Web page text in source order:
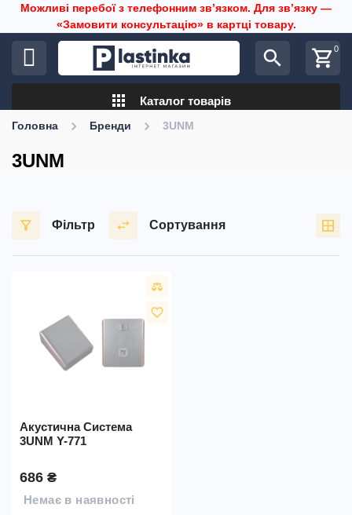
Можливі перебої з телефонним звʼязком. Для звʼязку —
«Замовити консультацію» в картці товару.
search shopping_cart0
apps Каталог товарів
Головна Бренди 3UNM
3UNM
Фільтр Сортування
favorite_border
Акустична Система
3UNM Y-771
686 ₴
Немає в наявності